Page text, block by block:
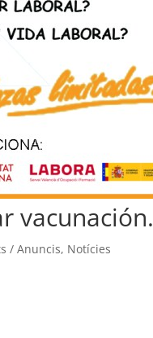
vacunación.
/ Anuncis, Notícies